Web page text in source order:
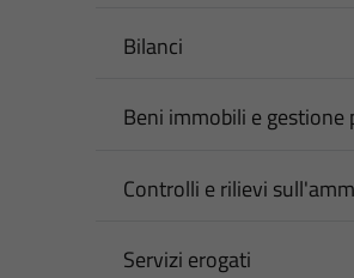
Bilanci
Beni immobili e gestione
Controlli e rilievi
Servizi erogati